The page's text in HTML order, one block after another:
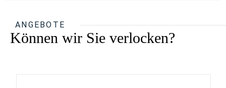
ANGEBOTE
Können wir Sie verlocken?